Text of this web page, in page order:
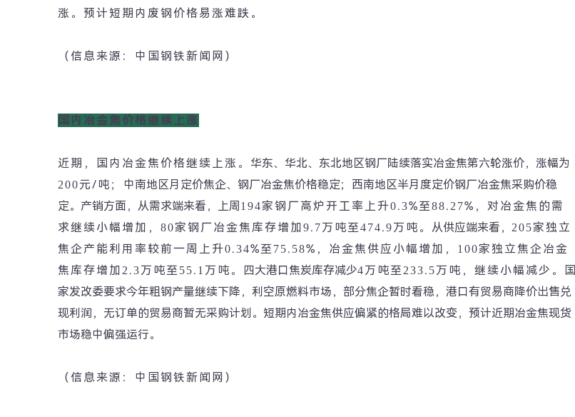
涨。预计短期内废钢价格易涨难跌。
（信息来源：中国钢铁新闻网）
国内冶金焦价格继续上涨
近期，国内冶金焦价格继续上涨。 华东、华北、东北地区钢厂陆续落实冶金焦第六轮涨价，涨幅为
200元/吨； 中南地区月定价焦企、钢厂冶金焦价格稳定； 西南地区半月度定价钢厂冶金焦采购价稳
定。 产销方面，从需求端来看，上周 194家钢厂高炉开工率上升0.3%至88.27% ，对冶金焦的需
求继续小幅增加， 80家钢厂冶金焦库存增加9.7万吨至474.9万吨。 从供应端来看， 205家独立
焦企产能利用率较前一周上升0.34%至 75.58% ，冶金焦供应小幅增加， 100家独立焦企冶金
焦库存增加2.3万吨至 55.1 万吨。 四大港口焦炭库存减少4万吨至233.5万吨，继续小幅减少。
国
家发改委要求今年粗钢产量继续下降，利空原燃料市场，部分焦企暂时看稳，港口有贸易商降价出售兑
现利润，无订单的贸易商暂无采购计划。 短期内冶金焦供应偏紧的格局难以改变，预计近期冶金焦现货
市场稳中偏强运行。
（信息来源：中国钢铁新闻网）